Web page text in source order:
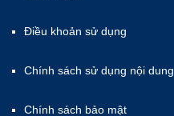
Điều khoản sử dụng
Chính sách sử dụng nội dung
Chính sách bảo mật